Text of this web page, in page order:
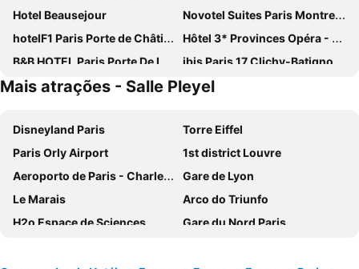
Hotel Beausejour
Novotel Suites Paris Montreuil Vincennes
hotelF1 Paris Porte de Châtillon
Hôtel 3* Provinces Opéra - Vacances Bleues
B&B HOTEL Paris Porte De La Villette
ibis Paris 17 Clichy-Batignolles
ibis Budget Paris La Villette 19ème
Hôtel De Paris Opera
Novotel Paris Centre Tour Eiffel
Grand Hotel de Paris
Novotel Paris 17
Hôtel Rachel
Mercure Paris 19 Philharmonie La Villette
Exe Panorama
Comfort Hotel Paris Porte d'Ivry
Au Royal Mad
Novotel Paris Centre Gare Montparnasse
ibis Styles Paris Meteor Avenue d'Italie
Mais atrações - Salle Pleyel
Disneyland Paris
Torre Eiffel
Paris Orly Airport
1st district Louvre
Aeroporto de Paris - Charles de Gaulle
Gare de Lyon
Le Marais
Arco do Triunfo
H2o Espace de Sciences
Gare du Nord Paris